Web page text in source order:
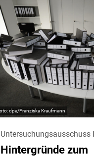
dpa/Franziska Kraufmann
Untersuchungsausschuss
Hintergründe zum